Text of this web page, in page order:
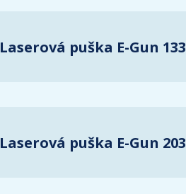
Laserová puška E-Gun 133
Laserová puška E-Gun 203